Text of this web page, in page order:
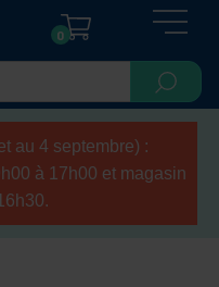
0
au 4 septembre) :
à 17h00 et magasin